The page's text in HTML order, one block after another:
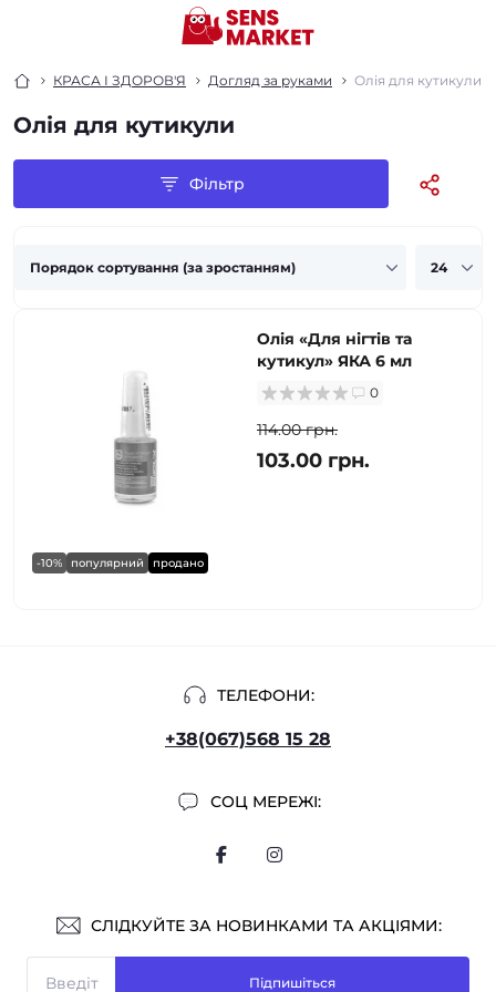
КРАСА І ЗДОРОВ'Я Догляд за руками Олія для кутикули
Олія для кутикули
Фільтр
-10% популярний продано
Олія «Для нігтів та
кутикул» ЯКА 6 мл
0
114.00 грн.
103.00 грн.
ТЕЛЕФОНИ:
+38(067)568 15 28
СОЦ МЕРЕЖІ:
СЛІДКУЙТЕ ЗА НОВИНКАМИ ТА АКЦІЯМИ:
Підпишіться